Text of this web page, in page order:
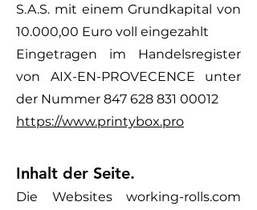
S.A.S. mit einem Grundkapital von
10.000,00 Euro voll eingezahlt
Eingetragen im Handelsregister
von AIX-EN-PROVECENCE unter
der Nummer 847 628 831 00012
https://www.printybox.pro
Inhalt der Seite.
Die Websites working-rolls.com